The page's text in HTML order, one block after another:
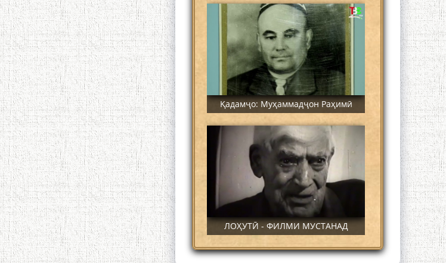
Қадамҷо: Муҳаммадҷон Раҳимӣ
ЛОҲУТӢ - ФИЛМИ МУСТАНАД